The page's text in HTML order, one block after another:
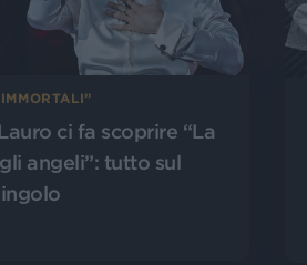
ci fa scoprire “La
angeli”: tutto sul